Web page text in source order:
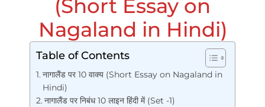
(Short Essay on
Nagaland in Hindi)
Table of Contents
नागालैंड पर 10 वाक्य (Short Essay on Nagaland in
Hindi)
नागालैंड पर निबंध 10 लाइन हिंदी में (Set -1)